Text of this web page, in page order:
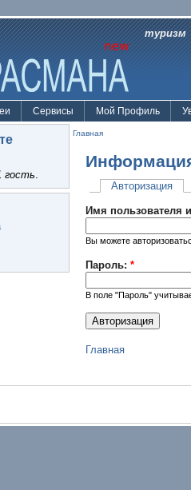
туризм
Сервисы Мой Профиль
гость.
Главная
Авторизация
Имя пользователя
Вы можете
Пароль: *
В поле "Пароль"
Главная